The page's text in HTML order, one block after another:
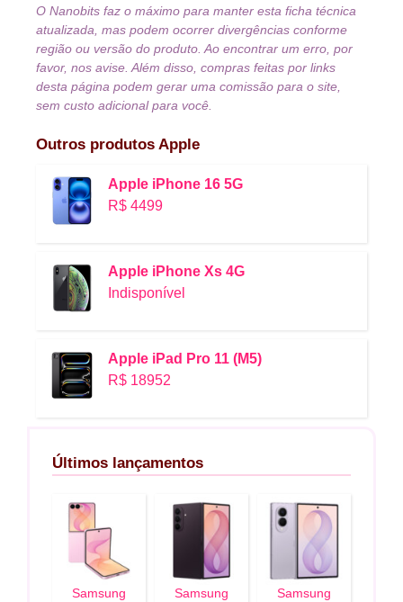
O Nanobits faz o máximo para manter esta ficha técnica
atualizada, mas podem ocorrer divergências conforme
região ou versão do produto. Ao encontrar um erro, por
favor, nos avise. Além disso, compras feitas por links
desta página podem gerar uma comissão para o site,
sem custo adicional para você.
Outros produtos Apple
Apple iPhone 16 5G
R$ 4499
Apple iPhone Xs 4G
Indisponível
Apple iPad Pro 11 (M5)
R$ 18952
Últimos lançamentos
Samsung
Samsung
Samsung